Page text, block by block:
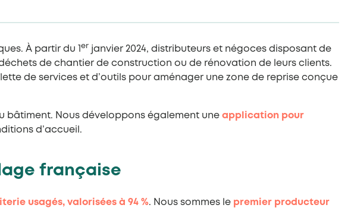
À partir du 1 er janvier 2024, distributeurs et négoces disposant de
de chantier de construction ou de rénovation de leurs clients.
de services et d’outils pour aménager une zone de reprise conçue
bâtiment. Nous développons également une application pour
d’accueil.
française
usagés, valorisées à 94 %. Nous sommes le premier producteur